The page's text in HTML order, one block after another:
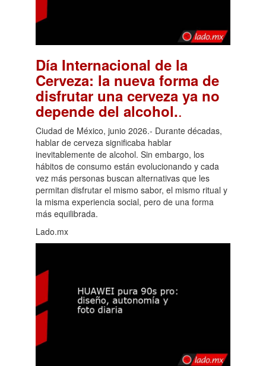
Día Internacional de la
Cerveza: la nueva forma de
disfrutar una cerveza ya no
depende del alcohol..
Ciudad de México, junio 2026.- Durante décadas,
hablar de cerveza significaba hablar
inevitablemente de alcohol. Sin embargo, los
hábitos de consumo están evolucionando y cada
vez más personas buscan alternativas que les
permitan disfrutar el mismo sabor, el mismo ritual y
la misma experiencia social, pero de una forma
más equilibrada.
Lado.mx